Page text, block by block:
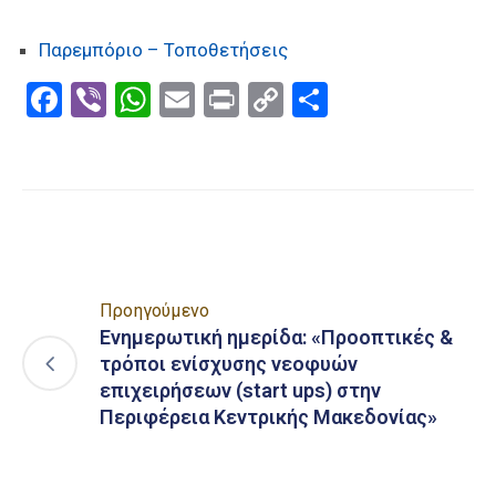
Παρεμπόριο – Τοποθετήσεις
Facebook
ViberWhatsApp
EmailPrintCopy
Προηγούμενο
Ενημερωτική ημερίδα: «Προοπτικές &
τρόποι ενίσχυσης νεοφυών
επιχειρήσεων (start ups) στην
Περιφέρεια Κεντρικής Μακεδονίας»